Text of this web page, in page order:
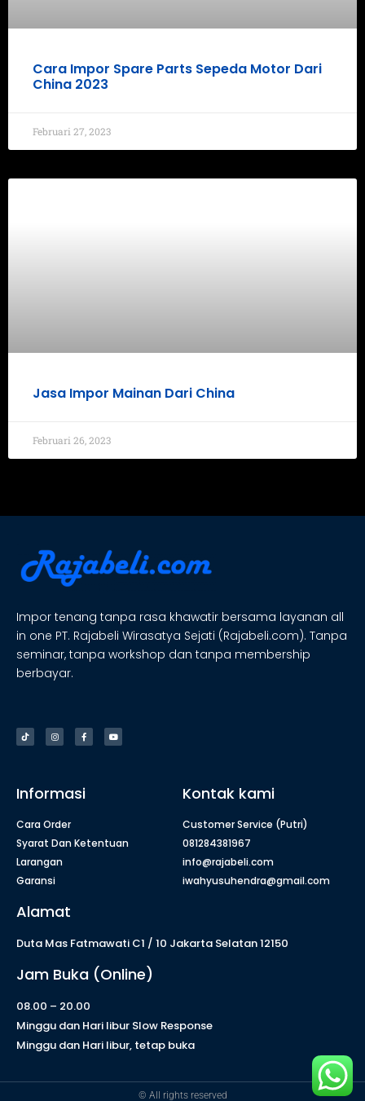
Cara Impor Spare Parts Sepeda Motor Dari
China 2023
Februari 27, 2023
Jasa Impor Mainan Dari China
Februari 26, 2023
Impor tenang tanpa rasa khawatir bersama layanan all
in one PT. Rajabeli Wirasatya Sejati (Rajabeli.com). Tanpa
seminar, tanpa workshop dan tanpa membership
berbayar.
Informasi
Cara Order
Syarat Dan Ketentuan
Larangan
Garansi
Kontak kami
Customer Service (Putri)
081284381967
info@rajabeli.com
iwahyusuhendra@gmail.com
Alamat
Duta Mas Fatmawati C1 / 10 Jakarta Selatan 12150
Jam Buka (Online)
08.00 – 20.00
Minggu dan Hari libur Slow Response
Minggu dan Hari libur, tetap buka
© All rights reserved